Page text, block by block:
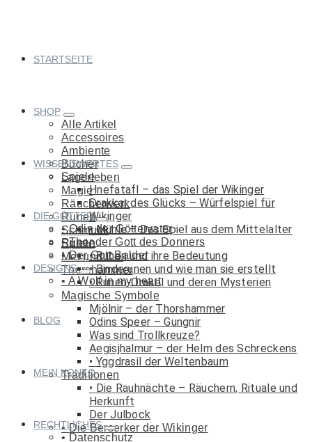
STARTSEITE
SHOP
Alle Artikel
Accessoires
Ambiente
Bücher
Lagerleben
Magie
Räucherwerk
Runen
Schmuck
Spiele
Met und Co.
Thorshammer
WISSENSWERTES
Spiele
Hnefatafl – das Spiel der Wikinger
Drakkar des Glücks – Würfelspiel für
Wikinger
Mühle – Das Spiel aus dem Mittelalter
Runen
Runen und ihre Bedeutung
Binderunen und wie man sie erstellt
Runen-Orakel und deren Mysterien
Magische Symbole
Mjölnir – der Thorshammer
Odins Speer – Gungnir
Was sind Trollkreuze?
Aegisjhalmur – der Helm des Schreckens
Yggdrasil der Weltenbaum
Traditionen
Die Rauhnächte – Räuchern, Rituale und
Herkunft
Der Julbock
Die Berserker der Wikinger
DIE GÖTTER
Odin der Göttervater
Thor der Gott des Donners
Der Gott Balder
DESIGNS
A Wolf in my heart
BLOG
MEIN KONTO
RECHTLICHES
Datenschutz